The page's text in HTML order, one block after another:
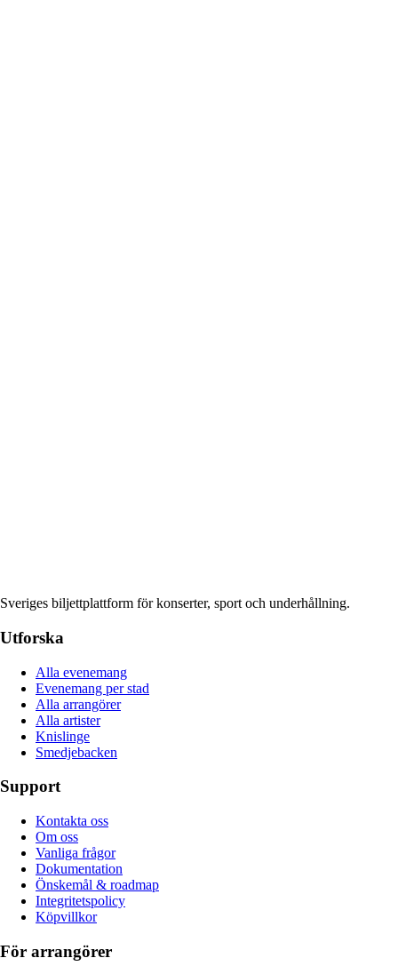
Sveriges biljettplattform för konserter, sport och underhållning.
Utforska
Alla evenemang
Evenemang per stad
Alla arrangörer
Alla artister
Knislinge
Smedjebacken
Support
Kontakta oss
Om oss
Vanliga frågor
Dokumentation
Önskemål & roadmap
Integritetspolicy
Köpvillkor
För arrangörer